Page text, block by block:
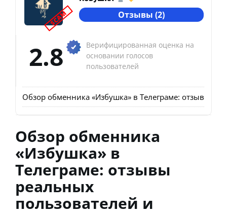
SCAM Отзывы (2)
2.8
Верифицированная оценка на
основании голосов
пользователей
Обзор обменника «Избушка» в Телеграме: отзывы
Обзор обменника
«Избушка» в
Телеграме: отзывы
реальных
пользователей и